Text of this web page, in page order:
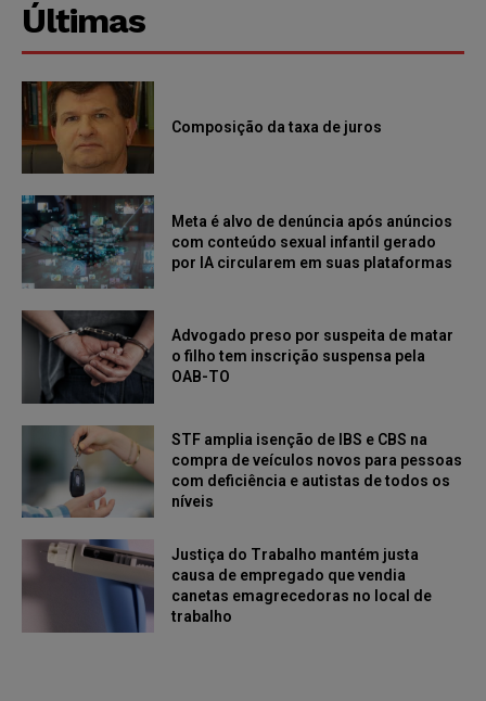
Últimas
Composição da taxa de juros
Meta é alvo de denúncia após anúncios
com conteúdo sexual infantil gerado
por IA circularem em suas plataformas
Advogado preso por suspeita de matar
o filho tem inscrição suspensa pela
OAB-TO
STF amplia isenção de IBS e CBS na
compra de veículos novos para pessoas
com deficiência e autistas de todos os
níveis
Justiça do Trabalho mantém justa
causa de empregado que vendia
canetas emagrecedoras no local de
trabalho